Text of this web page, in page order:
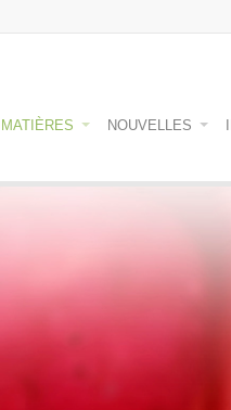
MATIÈRES NOUVELLES